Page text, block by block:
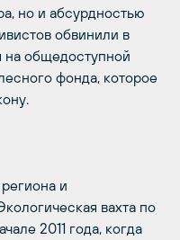
но и абсурдностью
обвинили в
на общедоступной
фонда, которое
и
вахта по
2011 года, когда